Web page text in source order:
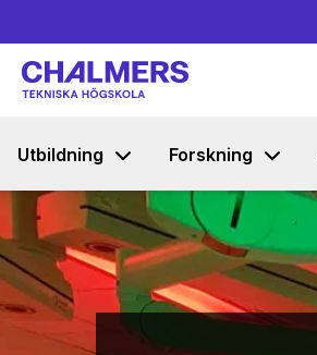
Utbildning Forskning